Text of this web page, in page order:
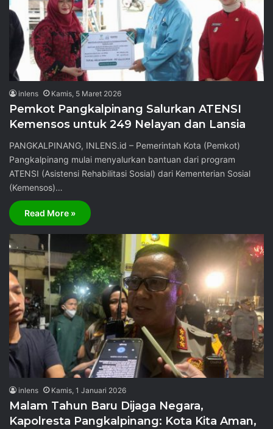
inlens Kamis, 5 Maret 2026
Pemkot Pangkalpinang Salurkan ATENSI
Kemensos untuk 249 Nelayan dan Lansia
PANGKALPINANG, INLENS.id – Pemerintah Kota (Pemkot)
Pangkalpinang mulai menyalurkan bantuan dari program
ATENSI (Asistensi Rehabilitasi Sosial) dari Kementerian Sosial
(Kemensos)…
Read More »
inlens Kamis, 1 Januari 2026
‎Malam Tahun Baru Dijaga Negara,
Kapolresta Pangkalpinang: Kota Kita Aman,